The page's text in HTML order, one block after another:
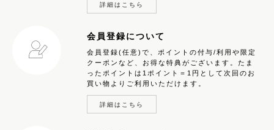
詳細はこちら
会員登録について
会員登録(任意)で、ポイントの付与/利用や限定
クーポンなど、お得な特典がございます。たま
ったポイントは1ポイント＝1円として次回のお
買い物よりご利用いただけます。
詳細はこちら